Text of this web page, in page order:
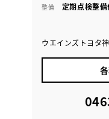
整備 定期点検整備
ウエインズトヨタ